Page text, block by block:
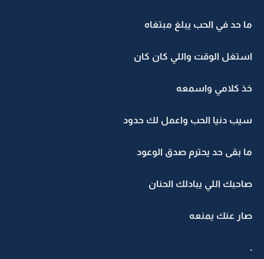
ما حد في الحب يبلغ مبتغاه
استغل الوقت واللي كان كان
خذ كلامي واسمعه
سيب دنيا الحب واعمل لك حدود
ما بقى حد يحترم صدق الوعود
صاحبك اللي يبادلك الحنان
صار عنك يمنعه
.